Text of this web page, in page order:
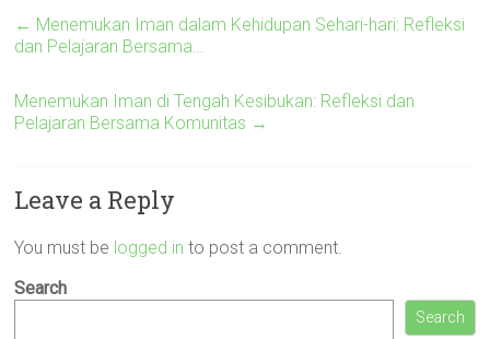
← Menemukan Iman dalam Kehidupan Sehari-hari: Refleksi
dan Pelajaran Bersama…
Menemukan Iman di Tengah Kesibukan: Refleksi dan
Pelajaran Bersama Komunitas →
Leave a Reply
You must be logged in to post a comment.
Search
Search